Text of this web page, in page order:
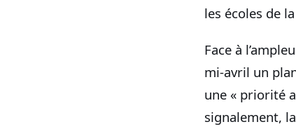
les écoles de
Face à
mi‑avril un
une « priorité
signalement,